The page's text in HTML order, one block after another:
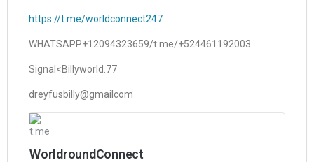
https://t.me/worldconnect247
WHATSAPP+12094323659/t.me/+524461192003
Signal<Billyworld.77
dreyfusbilly@gmailcom
t.me
WorldroundConnect